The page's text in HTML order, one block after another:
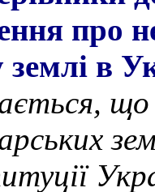
про
в